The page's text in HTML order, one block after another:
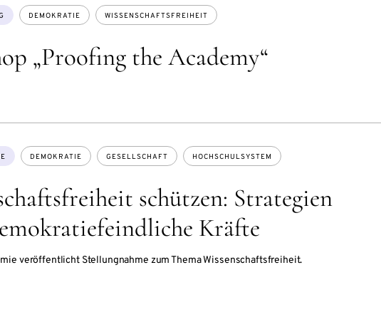
„Proofing the Academy“
DEMOKRATIE WISSENSCHAFTSFREIHEIT
schützen: Strategien
Kräfte
veröffentlicht Stellungnahme zum Thema Wissenschaftsfreiheit.
DEMOKRATIE GESELLSCHAFT HOCHSCHULSYSTEM